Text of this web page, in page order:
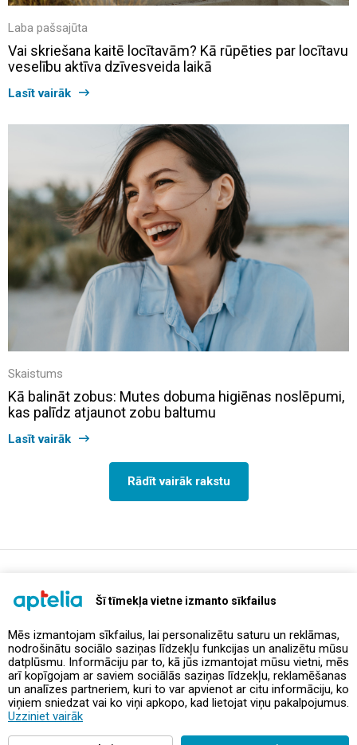
Šī tīmekļa vietne izmanto sīkfailus
Mēs izmantojam sīkfailus, lai personalizētu saturu un reklāmas,
nodrošinātu sociālo saziņas līdzekļu funkcijas un analizētu mūsu
datplūsmu. Informāciju par to, kā jūs izmantojat mūsu vietni, mēs
arī kopīgojam ar saviem sociālās saziņas līdzekļu, reklamēšanas
un analīzes partneriem, kuri to var apvienot ar citu informāciju, ko
viņiem sniedzat vai ko viņi apkopo, kad lietojat viņu pakalpojumus.
Uzziniet vairāk
Laba pašsajūta
Vai skriešana kaitē locītavām? Kā rūpēties par locītavu
veselību aktīva dzīvesveida laikā
Lasīt vairāk
Skaistums
Kā balināt zobus: Mutes dobuma higiēnas noslēpumi,
kas palīdz atjaunot zobu baltumu
Lasīt vairāk
Rādīt vairāk rakstu
Piedāvājumi un akcijas
Kontakti